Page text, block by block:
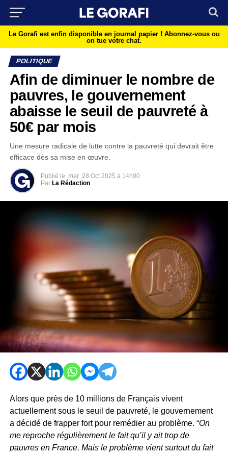
Le Gorafi est enfin disponible en journal papier ! Abonnez-vous ou
on tue votre chat.
POLITIQUE
Afin de diminuer le nombre de
pauvres, le gouvernement
abaisse le seuil de pauvreté à
50€ par mois
Une mesure radicale de lutte contre la pauvreté qui devrait être
efficace dès sa mise en œuvre.
Publié le mar 28 Oct 2025 à 14h00
Par La Rédaction
Alors que près de 10 millions de Français vivent
actuellement sous le seuil de pauvreté, le gouvernement
a décidé de frapper fort pour remédier au problème. “On
me reproche régulièrement le fait qu’il y ait trop de
pauvres en France. Mais le problème vient surtout du fait